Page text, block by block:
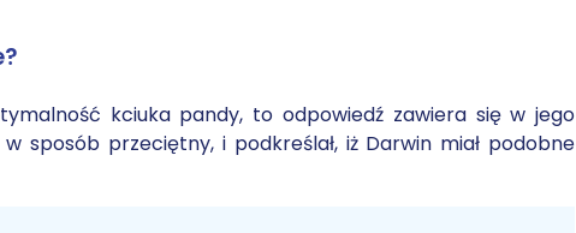
kciuka pandy, to odpowiedź zawiera się w jego
sposób przeciętny, i podkreślał, iż Darwin miał podobne